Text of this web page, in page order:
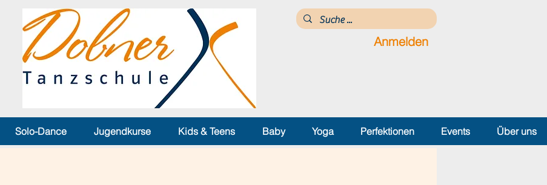
Anmelden
Solo-Dance Jugendkurse Kids & Teens Baby Yoga Perfektionen Events Über uns